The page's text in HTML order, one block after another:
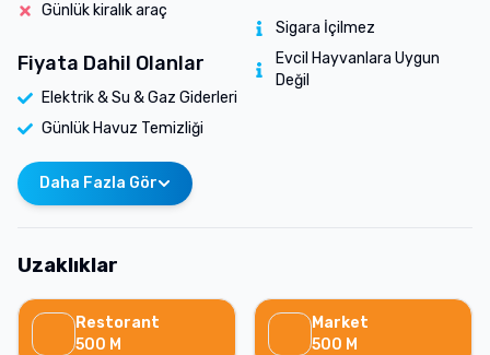
Günlük kiralık araç
Fiyata Dahil Olanlar
Elektrik & Su & Gaz Giderleri
Günlük Havuz Temizliği
Sigara İçilmez
Evcil Hayvanlara Uygun
Değil
Daha Fazla Gör
Uzaklıklar
Restorant
500 M
Market
500 M